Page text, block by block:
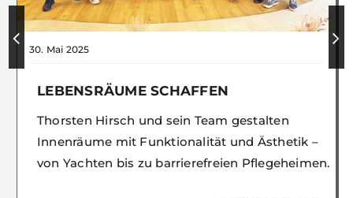
30. Mai 2025
LEBENSRÄUME SCHAFFEN
Thorsten Hirsch und sein Team gestalten
Innenräume mit Funktionalität und Ästhetik –
von Yachten bis zu barrierefreien Pflegeheimen.